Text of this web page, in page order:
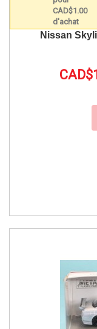
Nissan